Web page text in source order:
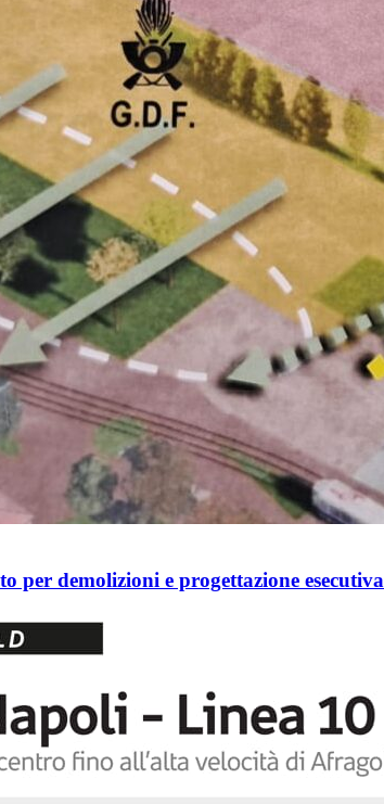
per demolizioni e progettazione esecutiva